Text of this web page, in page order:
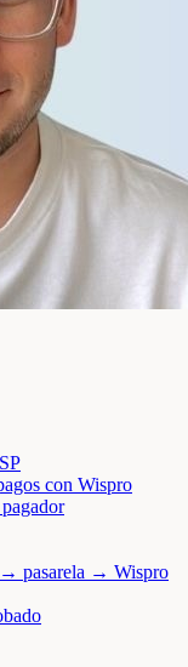
con Wispro
→ pasarela → Wispro